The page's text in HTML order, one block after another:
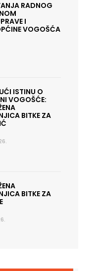
RADNOG
I
VOGOŠĆA
ISTINU O
VOGOŠĆE:
BITKE ZA
BITKE ZA